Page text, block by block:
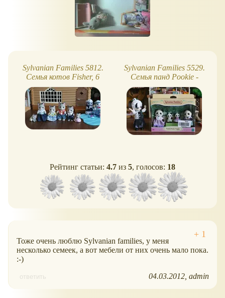
Sylvanian Families 5812.
Семья котов Fisher, 6
фигурок. Обзор, фото
Sylvanian Families 5529.
Семья панд Pookie -
обзор, фото
Рейтинг статьи: 4.7 из 5, голосов: 18
Тоже очень люблю Sylvanian families, у меня
несколько семеек, а вот мебели от них очень мало пока.
:-)
ответить 04.03.2012 admin